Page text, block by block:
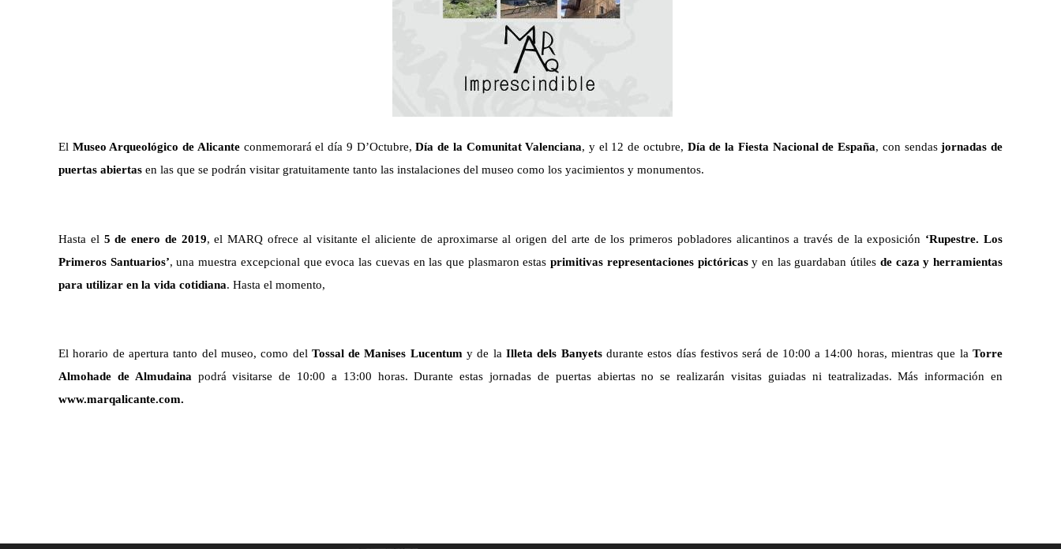
El Museo Arqueológico de Alicanteconmemorará el día 9 D’Octubre,Día de la Comunitat Valenciana, y el 12 de octubre, Día de la Fiesta Nacional de España, con sendasjornadas de
puertas abiertas en las que se podrán visitar gratuitamente tanto las instalaciones del museo como los yacimientos y monumentos.
Hasta el 5 de enero de 2019,el MARQ ofrece al visitante el aliciente de aproximarse al origen del arte de los primeros pobladores alicantinos a través de la exposición ‘Rupestre. Los
Primeros Santuarios’, una muestra excepcional queevoca las cuevas en las que plasmaron estasprimitivas representaciones pictóricasyen las guardaban útiles de caza y herramientas
para utilizar en la vida cotidiana. Hasta el momento,
El horario de aperturatanto del museo,como del Tossal de Manises Lucentum y de la Illeta dels Banyetsdurante estos días festivosserá de 10:00 a 14:00 horas, mientras que la Torre
Almohade de Almudaina podrá visitarsede 10:00 a 13:00 horas.Durante estas jornadas de puertas abiertas no se realizarán visitas guiadas ni teatralizadas. Más información en
www.marqalicante.com.